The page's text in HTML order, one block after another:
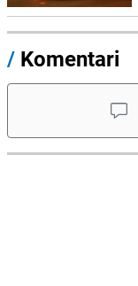
/ Komentari